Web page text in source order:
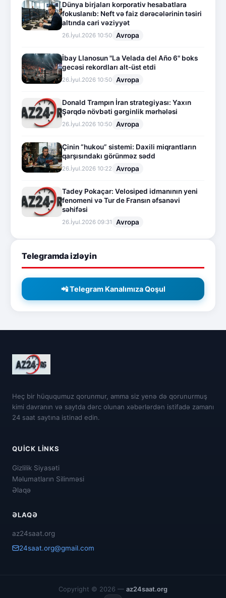
Dünya birjaları korporativ hesabatlara
fokuslanıb: Neft və faiz dərəcələrinin təsiri
altında cari vəziyyət
26.İyul.2026 10:50 Avropa
İbay Llanosun "La Velada del Año 6" boks
gecəsi rekordları alt-üst etdi
26.İyul.2026 10:50 Avropa
Donald Trampın İran strategiyası: Yaxın
Şərqdə növbəti gərginlik mərhələsi
26.İyul.2026 10:50 Avropa
Çinin “hukou” sistemi: Daxili miqrantların
qarşısındakı görünməz sədd
26.İyul.2026 10:22 Avropa
Tadey Pokaçar: Velosiped idmanının yeni
fenomeni və Tur de Fransın əfsanəvi
səhifəsi
26.İyul.2026 09:31 Avropa
Telegramda izləyin
📲 Telegram Kanalımıza Qoşul
Heç bir hüququmuz qorunmur, amma siz yenə də qorunurmuş
kimi davranın və saytda dərc olunan xəbərlərdən istifadə zamanı
24 saat saytına istinad edin.
QUICK LINKS
Gizlilik Siyasəti
Məlumatların Silinməsi
Əlaqə
ƏLAQƏ
az24saat.org
24saat.org@gmail.com
Copyright © 2026 — az24saat.org